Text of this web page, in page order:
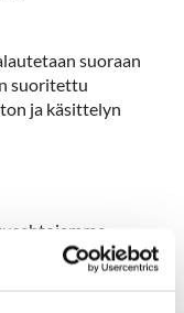
suoraan
suoritettu
ja käsittelyn
kulloinkin